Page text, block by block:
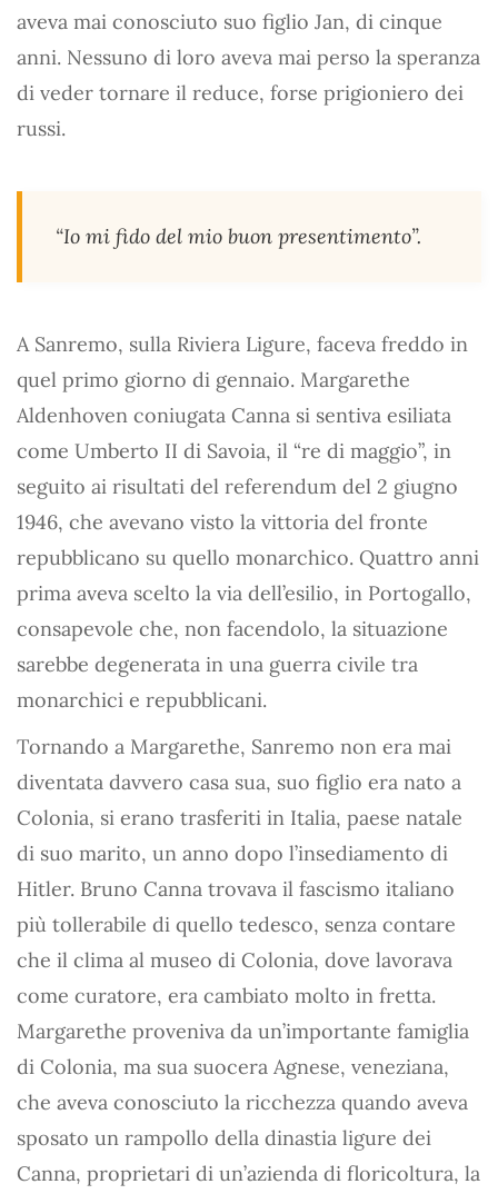
aveva mai conosciuto suo figlio Jan, di cinque
anni. Nessuno di loro aveva mai perso la speranza
di veder tornare il reduce, forse prigioniero dei
russi.
“Io mi fido del mio buon presentimento”.
A Sanremo, sulla Riviera Ligure, faceva freddo in
quel primo giorno di gennaio. Margarethe
Aldenhoven coniugata Canna si sentiva esiliata
come Umberto II di Savoia, il “re di maggio”, in
seguito ai risultati del referendum del 2 giugno
1946, che avevano visto la vittoria del fronte
repubblicano su quello monarchico. Quattro anni
prima aveva scelto la via dell’esilio, in Portogallo,
consapevole che, non facendolo, la situazione
sarebbe degenerata in una guerra civile tra
monarchici e repubblicani.
Tornando a Margarethe, Sanremo non era mai
diventata davvero casa sua, suo figlio era nato a
Colonia, si erano trasferiti in Italia, paese natale
di suo marito, un anno dopo l’insediamento di
Hitler. Bruno Canna trovava il fascismo italiano
più tollerabile di quello tedesco, senza contare
che il clima al museo di Colonia, dove lavorava
come curatore, era cambiato molto in fretta.
Margarethe proveniva da un’importante famiglia
di Colonia, ma sua suocera Agnese, veneziana,
che aveva conosciuto la ricchezza quando aveva
sposato un rampollo della dinastia ligure dei
Canna, proprietari di un’azienda di floricoltura, la